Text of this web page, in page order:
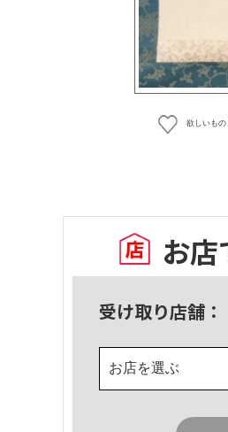
欲しいもの
お
受け取り店舗：
お店を選ぶ